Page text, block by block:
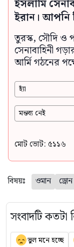
ইসলামি
ইরান। আপনি
তুরস্ক, সৌদি ও
সেনাবাহিনী
আর্মি গঠনের
হ্যাঁ
মন্তব্য নেই
মোট ভোট: ৫১১৬
বিষয়ঃ ওমান
সংবাদটি কতটা
ভুল মনে হচ্ছে